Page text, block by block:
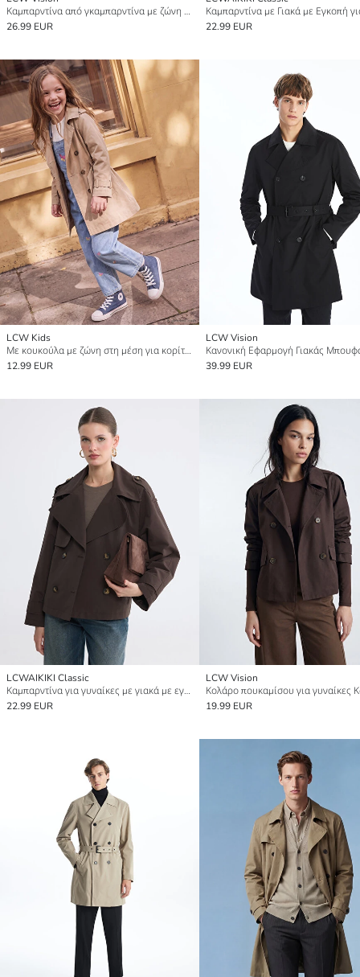
Καμπαρντίνα από γκαμπαρντίνα με ζώνη για γυναίκες
26.99 EUR
22.99 EUR
LCW Kids
Με κουκούλα με ζώνη στη μέση για κορίτσια καμπαρντίνα
12.99 EUR
LCW Vision
39.99 EUR
LCWAIKIKI Classic
Καμπαρντίνα για γυναίκες με γιακά με εγκοπή και επωμίδες
22.99 EUR
LCW Vision
19.99 EUR